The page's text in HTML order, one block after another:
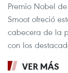
Premio Nobel
Smoot ofreció
cabecera de la
con los
VER MÁS